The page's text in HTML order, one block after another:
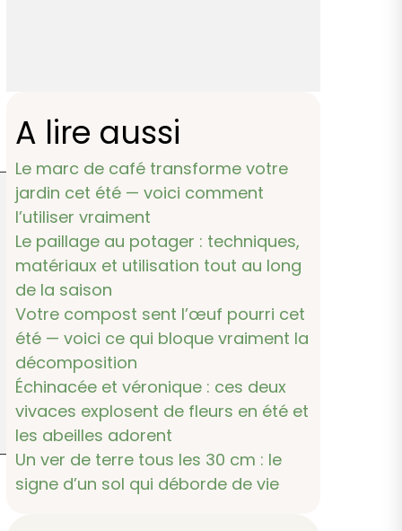
A lire aussi
Le marc de café transforme votre
jardin cet été — voici comment
l’utiliser vraiment
Le paillage au potager : techniques,
matériaux et utilisation tout au long
de la saison
Votre compost sent l’œuf pourri cet
été — voici ce qui bloque vraiment la
décomposition
Échinacée et véronique : ces deux
vivaces explosent de fleurs en été et
les abeilles adorent
Un ver de terre tous les 30 cm : le
signe d’un sol qui déborde de vie